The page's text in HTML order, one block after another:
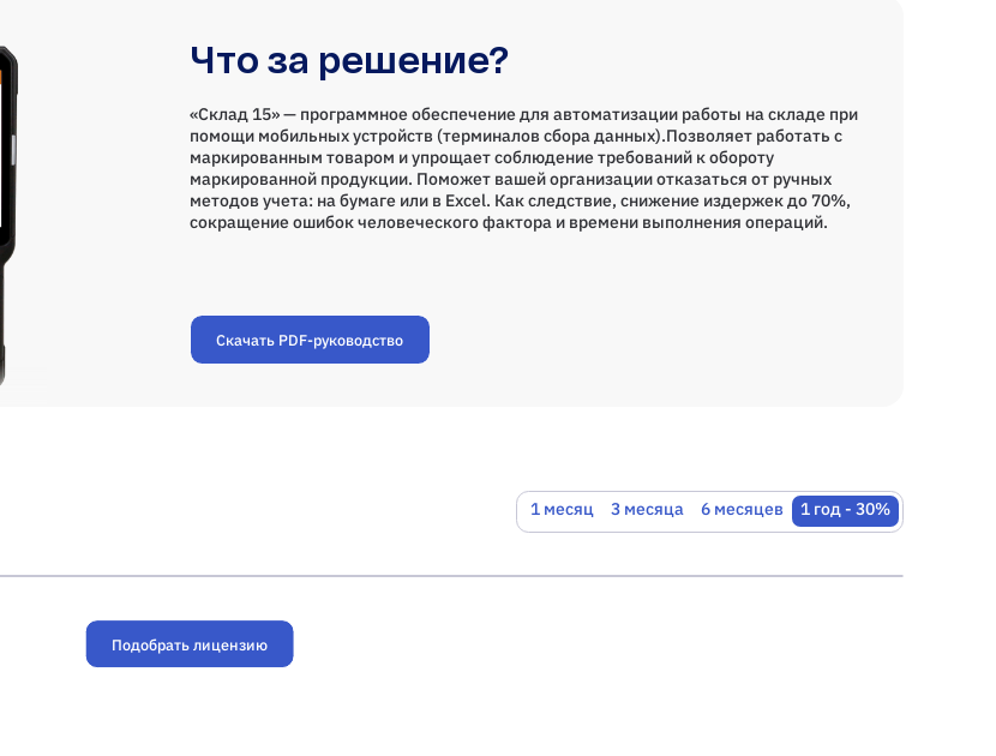
Что за решение?
«Склад 15» — программное обеспечение для автоматизации работы на складе при
помощи мобильных устройств (терминалов сбора данных).Позволяет работать с
маркированным товаром и упрощает соблюдение требований к обороту
маркированной продукции. Поможет вашей организации отказаться от ручных
методов учета: на бумаге или в Excel. Как следствие, снижение издержек до 70%,
сокращение ошибок человеческого фактора и времени выполнения операций.
Скачать PDF-руководство
1 месяц 3 месяца 6 месяцев 1 год- 30%
Подобрать лицензию